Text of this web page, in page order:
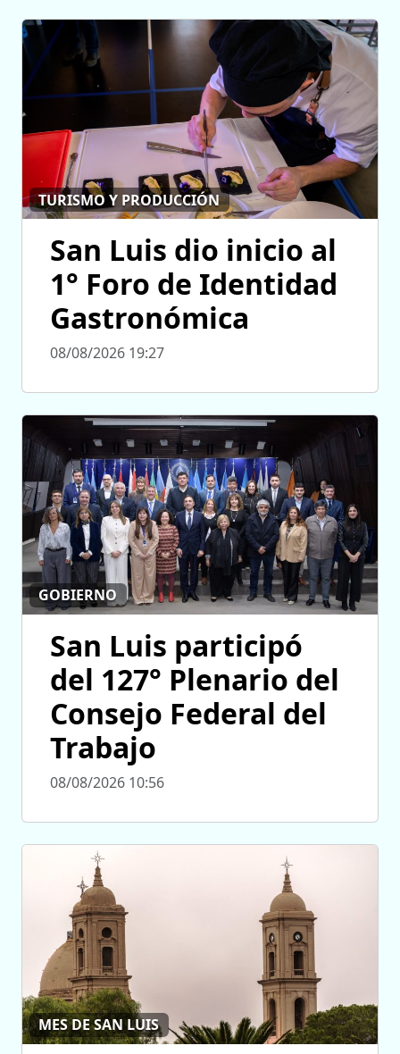
TURISMO Y PRODUCCIÓN
San Luis dio inicio al
1° Foro de Identidad
Gastronómica
08/08/2026 19:27
GOBIERNO
San Luis participó
del 127° Plenario del
Consejo Federal del
Trabajo
08/08/2026 10:56
MES DE SAN LUIS